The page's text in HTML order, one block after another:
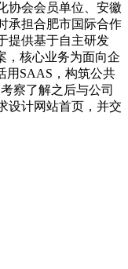
协会会员单位、安徽
承担合肥市国际合作
提供基于自主研发
，核心业务为面向企
用SAAS，构筑公共
察了解之后与公司
设计网站首页，并交